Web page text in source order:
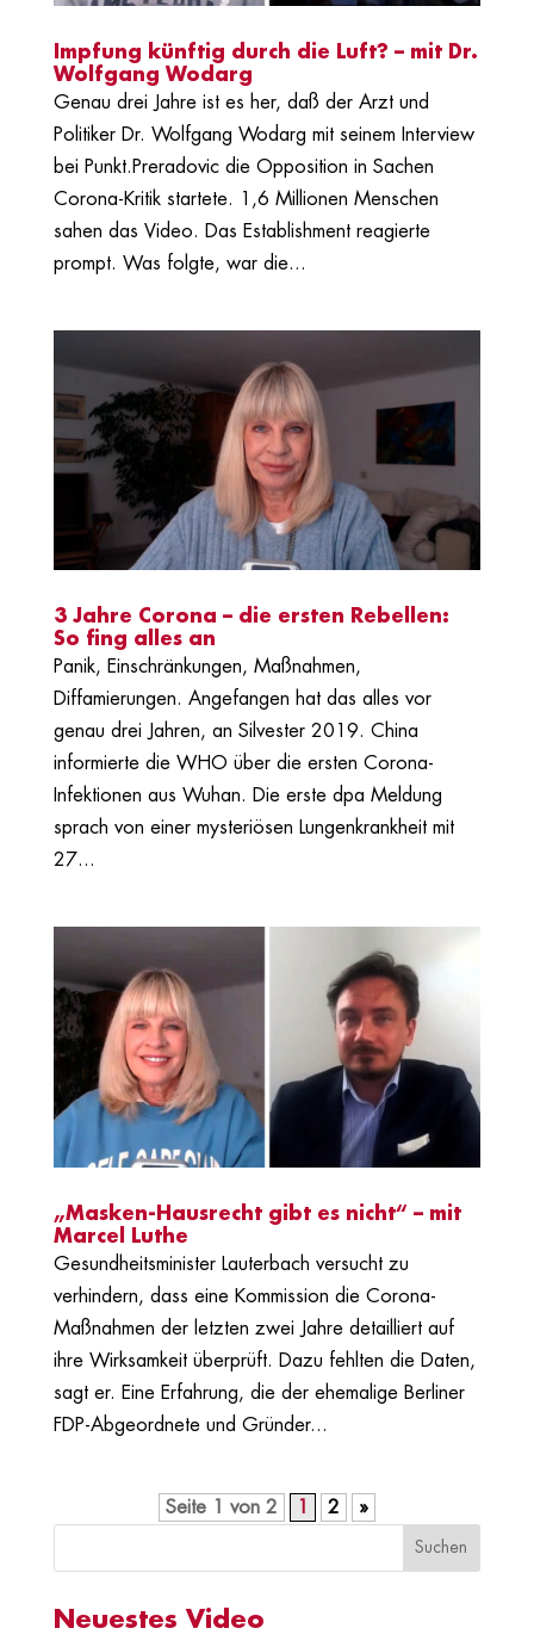
Impfung künftig durch die Luft? – mit Dr.
Wolfgang Wodarg
Genau drei Jahre ist es her, daß der Arzt und
Politiker Dr. Wolfgang Wodarg mit seinem Interview
bei Punkt.Preradovic die Opposition in Sachen
Corona-Kritik startete. 1,6 Millionen Menschen
sahen das Video. Das Establishment reagierte
prompt. Was folgte, war die...
3 Jahre Corona – die ersten Rebellen:
So fing alles an
Panik, Einschränkungen, Maßnahmen,
Diffamierungen. Angefangen hat das alles vor
genau drei Jahren, an Silvester 2019. China
informierte die WHO über die ersten Corona-
Infektionen aus Wuhan. Die erste dpa Meldung
sprach von einer mysteriösen Lungenkrankheit mit
27...
„Masken-Hausrecht gibt es nicht“ – mit
Marcel Luthe
Gesundheitsminister Lauterbach versucht zu
verhindern, dass eine Kommission die Corona-
Maßnahmen der letzten zwei Jahre detailliert auf
ihre Wirksamkeit überprüft. Dazu fehlten die Daten,
sagt er. Eine Erfahrung, die der ehemalige Berliner
FDP-Abgeordnete und Gründer...
Seite 1 von 2 1 2 »
Neuestes Video